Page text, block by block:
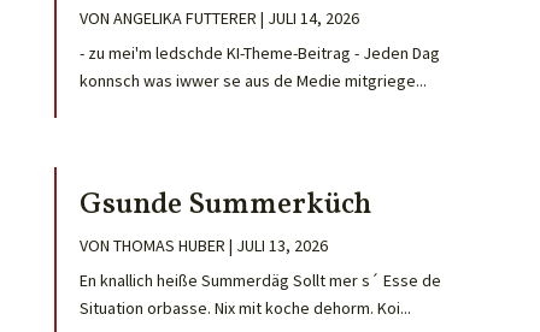
VON ANGELIKA FUTTERER | JULI 14, 2026
- zu mei'm ledschde KI-Theme-Beitrag - Jeden Dag
konnsch was iwwer se aus de Medie mitgriege...
Gsunde Summerküch
VON THOMAS HUBER | JULI 13, 2026
En knallich heiße Summerdäg Sollt mer s´ Esse de
Situation orbasse. Nix mit koche dehorm. Koi...